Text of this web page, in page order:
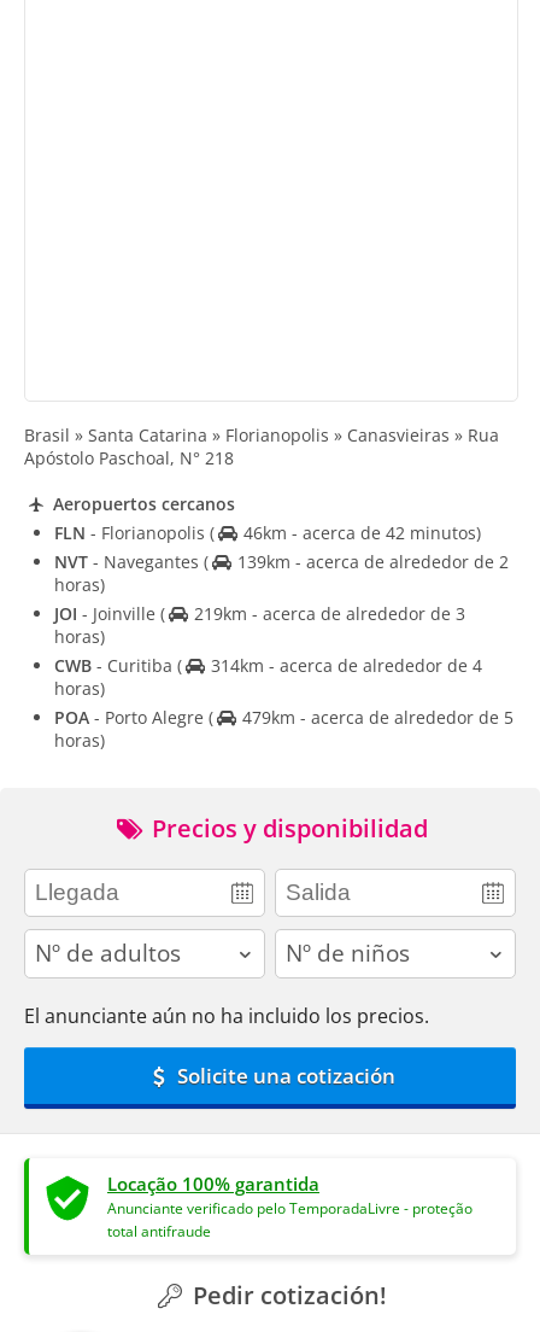
Brasil » Santa Catarina » Florianopolis » Canasvieiras » Rua
Apóstolo Paschoal, N° 218
Aeropuertos cercanos
FLN - Florianopolis (
46km - acerca de 42 minutos)
NVT - Navegantes (
139km - acerca de alrededor de 2
horas)
JOI - Joinville (
219km - acerca de alrededor de 3
horas)
CWB - Curitiba (
314km - acerca de alrededor de 4
horas)
POA - Porto Alegre (
479km - acerca de alrededor de 5
horas)
Precios y disponibilidad
adults children
El anunciante aún no ha incluido los precios.
Solicite una cotización
Locação 100% garantida
Anunciante verificado pelo TemporadaLivre - proteção
total antifraude
Pedir cotización!